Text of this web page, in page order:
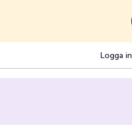
Logga in